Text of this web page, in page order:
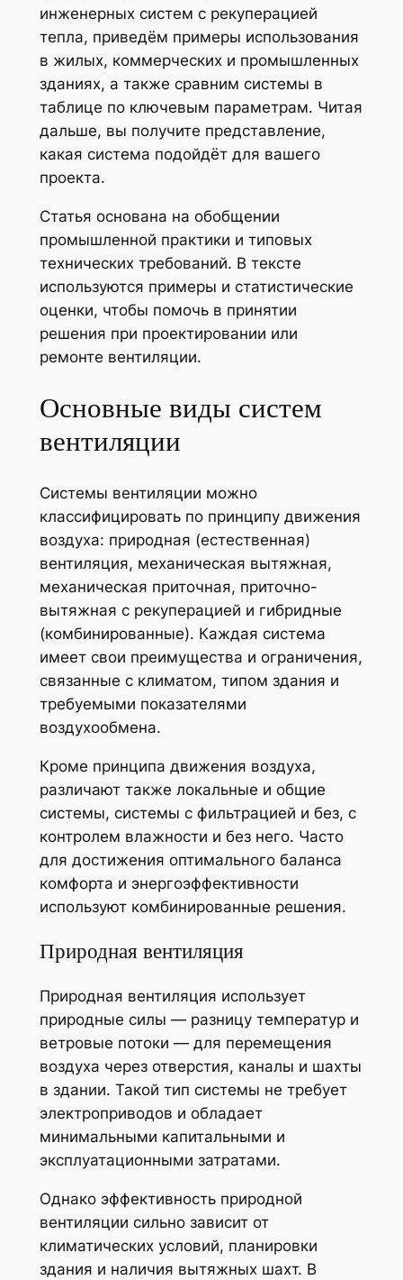
инженерных систем с рекуперацией
тепла, приведём примеры использования
в жилых, коммерческих и промышленных
зданиях, а также сравним системы в
таблице по ключевым параметрам. Читая
дальше, вы получите представление,
какая система подойдёт для вашего
проекта.
Статья основана на обобщении
промышленной практики и типовых
технических требований. В тексте
используются примеры и статистические
оценки, чтобы помочь в принятии
решения при проектировании или
ремонте вентиляции.
Основные виды систем
вентиляции
Системы вентиляции можно
классифицировать по принципу движения
воздуха: природная (естественная)
вентиляция, механическая вытяжная,
механическая приточная, приточно-
вытяжная с рекуперацией и гибридные
(комбинированные). Каждая система
имеет свои преимущества и ограничения,
связанные с климатом, типом здания и
требуемыми показателями
воздухообмена.
Кроме принципа движения воздуха,
различают также локальные и общие
системы, системы с фильтрацией и без, с
контролем влажности и без него. Часто
для достижения оптимального баланса
комфорта и энергоэффективности
используют комбинированные решения.
Природная вентиляция
Природная вентиляция использует
природные силы — разницу температур и
ветровые потоки — для перемещения
воздуха через отверстия, каналы и шахты
в здании. Такой тип системы не требует
электроприводов и обладает
минимальными капитальными и
эксплуатационными затратами.
Однако эффективность природной
вентиляции сильно зависит от
климатических условий, планировки
здания и наличия вытяжных шахт. В